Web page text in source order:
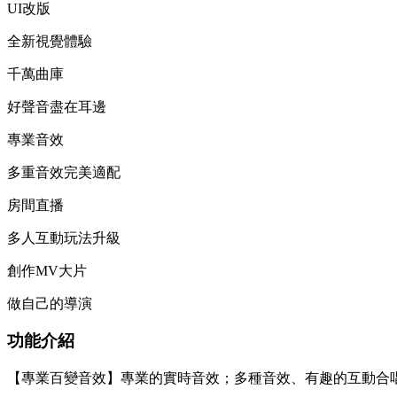
UI改版
全新視覺體驗
千萬曲庫
好聲音盡在耳邊
專業音效
多重音效完美適配
房間直播
多人互動玩法升級
創作MV大片
做自己的導演
功能介紹
【專業百變音效】專業的實時音效；多種音效、有趣的互動合